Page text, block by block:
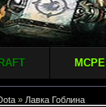
MCPE
» Лавка Гоблина